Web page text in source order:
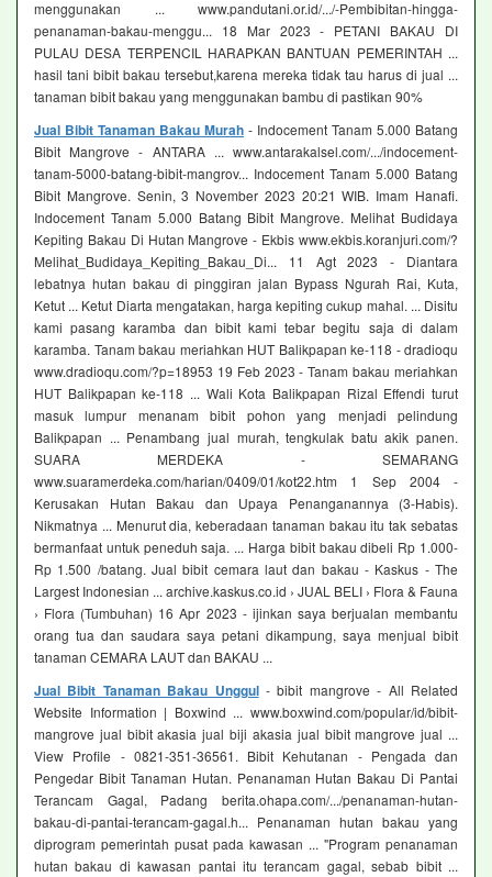
menggunakan ... www.pandutani.or.id/.../-Pembibitan-hingga-
penanaman-bakau-menggu... 18 Mar 2023 - PETANI BAKAU DI
PULAU DESA TERPENCIL HARAPKAN BANTUAN PEMERINTAH ...
hasil tani bibit bakau tersebut,karena mereka tidak tau harus di jual ...
tanaman bibit bakau yang menggunakan bambu di pastikan 90%
Jual Bibit Tanaman Bakau Murah - Indocement Tanam 5.000 Batang
Bibit Mangrove - ANTARA ... www.antarakalsel.com/.../indocement-
tanam-5000-batang-bibit-mangrov... Indocement Tanam 5.000 Batang
Bibit Mangrove. Senin, 3 November 2023 20:21 WIB. Imam Hanafi.
Indocement Tanam 5.000 Batang Bibit Mangrove. Melihat Budidaya
Kepiting Bakau Di Hutan Mangrove - Ekbis www.ekbis.koranjuri.com/?
Melihat_Budidaya_Kepiting_Bakau_Di... 11 Agt 2023 - Diantara
lebatnya hutan bakau di pinggiran jalan Bypass Ngurah Rai, Kuta,
Ketut ... Ketut Diarta mengatakan, harga kepiting cukup mahal. ... Disitu
kami pasang karamba dan bibit kami tebar begitu saja di dalam
karamba. Tanam bakau meriahkan HUT Balikpapan ke-118 - dradioqu
www.dradioqu.com/?p=18953 19 Feb 2023 - Tanam bakau meriahkan
HUT Balikpapan ke-118 ... Wali Kota Balikpapan Rizal Effendi turut
masuk lumpur menanam bibit pohon yang menjadi pelindung
Balikpapan ... Penambang jual murah, tengkulak batu akik panen.
SUARA MERDEKA - SEMARANG
www.suaramerdeka.com/harian/0409/01/kot22.htm 1 Sep 2004 -
Kerusakan Hutan Bakau dan Upaya Penanganannya (3-Habis).
Nikmatnya ... Menurut dia, keberadaan tanaman bakau itu tak sebatas
bermanfaat untuk peneduh saja. ... Harga bibit bakau dibeli Rp 1.000-
Rp 1.500 /batang. Jual bibit cemara laut dan bakau - Kaskus - The
Largest Indonesian ... archive.kaskus.co.id › JUAL BELI › Flora & Fauna
› Flora (Tumbuhan) 16 Apr 2023 - ijinkan saya berjualan membantu
orang tua dan saudara saya petani dikampung, saya menjual bibit
tanaman CEMARA LAUT dan BAKAU ...
Jual Bibit Tanaman Bakau Unggul- bibit mangrove - All Related
Website Information | Boxwind ... www.boxwind.com/popular/id/bibit-
mangrove jual bibit akasia jual biji akasia jual bibit mangrove jual ...
View Profile - 0821-351-36561. Bibit Kehutanan - Pengada dan
Pengedar Bibit Tanaman Hutan. Penanaman Hutan Bakau Di Pantai
Terancam Gagal, Padang berita.ohapa.com/.../penanaman-hutan-
bakau-di-pantai-terancam-gagal.h... Penanaman hutan bakau yang
diprogram pemerintah pusat pada kawasan ... "Program penanaman
hutan bakau di kawasan pantai itu terancam gagal, sebab bibit ...